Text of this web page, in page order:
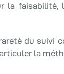
la
du suivi
la